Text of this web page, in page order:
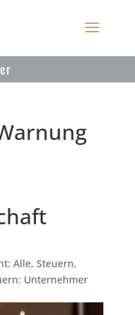
Alle, Steuern,
Unternehmer